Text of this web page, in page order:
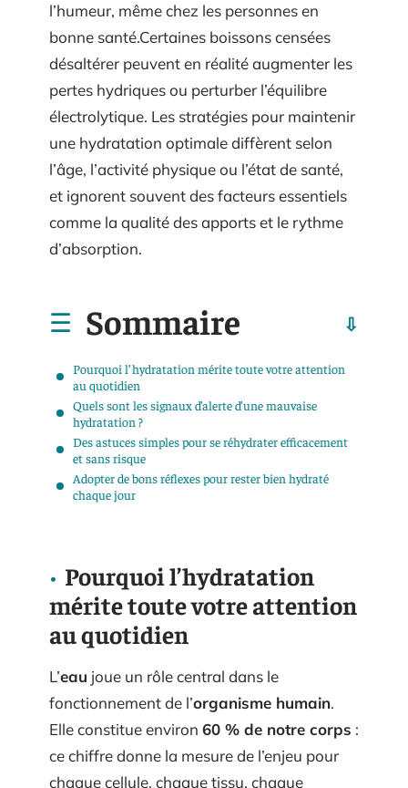
l’humeur, même chez les personnes en
bonne santé.Certaines boissons censées
désaltérer peuvent en réalité augmenter les
pertes hydriques ou perturber l’équilibre
électrolytique. Les stratégies pour maintenir
une hydratation optimale diffèrent selon
l’âge, l’activité physique ou l’état de santé,
et ignorent souvent des facteurs essentiels
comme la qualité des apports et le rythme
d’absorption.
Sommaire
Pourquoi l’hydratation mérite toute votre attention
au quotidien
Quels sont les signaux d’alerte d’une mauvaise
hydratation ?
Des astuces simples pour se réhydrater efficacement
et sans risque
Adopter de bons réflexes pour rester bien hydraté
chaque jour
Pourquoi l’hydratation
mérite toute votre attention
au quotidien
L’eau joue un rôle central dans le
fonctionnement de l’organisme humain.
Elle constitue environ 60 % de notre corps :
ce chiffre donne la mesure de l’enjeu pour
chaque cellule, chaque tissu, chaque